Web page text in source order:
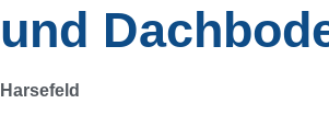
und
Harsefeld